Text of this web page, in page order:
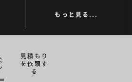
もっと見る...
見積もり
を依頼す
る